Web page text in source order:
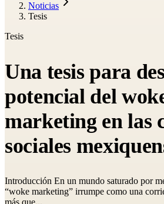
Noticias
Tesis
Tesis
Una tesis para
potencial del
marketing en las
sociales
Introducción En un mundo saturado por
“woke marketing” irrumpe como una
más que...